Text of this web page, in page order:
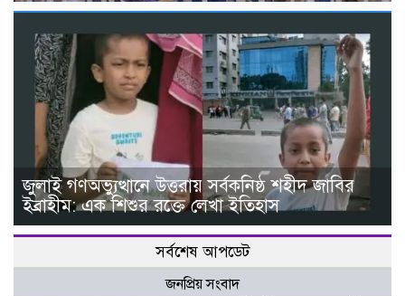
জুলাই গণঅভ্যুত্থানে উত্তরায় সর্বকনিষ্ঠ শহীদ জাবির
ইব্রাহীম: এক শিশুর রক্তে লেখা ইতিহাস
সর্বশেষ আপডেট
জনপ্রিয় সংবাদ